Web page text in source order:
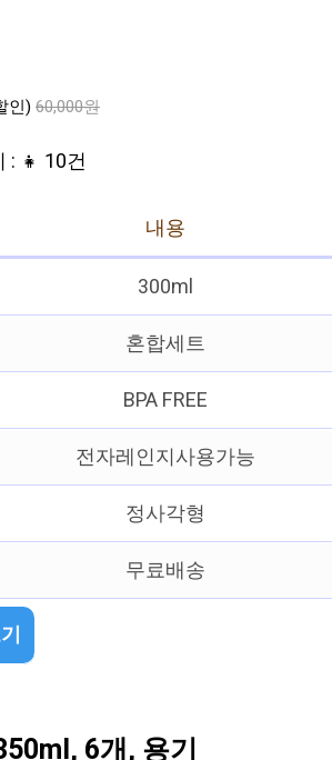
인) 60,000원
: 👧 10건
내용
300ml
혼합세트
BPA FREE
전자레인지사용가능
정사각형
무료배송
6개, 용기